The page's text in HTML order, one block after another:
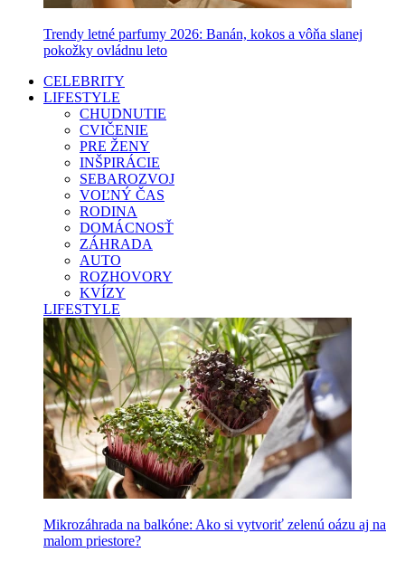
Trendy letné parfumy 2026: Banán, kokos a vôňa slanej
pokožky ovládnu leto
CELEBRITY
LIFESTYLE
CHUDNUTIE
CVIČENIE
PRE ŽENY
INŠPIRÁCIE
SEBAROZVOJ
VOĽNÝ ČAS
RODINA
DOMÁCNOSŤ
ZÁHRADA
AUTO
ROZHOVORY
KVÍZY
LIFESTYLE
Mikrozáhrada na balkóne: Ako si vytvoriť zelenú oázu aj na
malom priestore?